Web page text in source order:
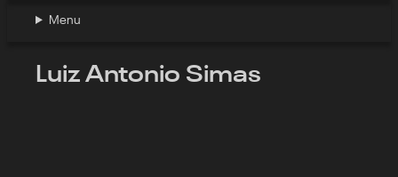
Menu
Luiz Antonio Simas